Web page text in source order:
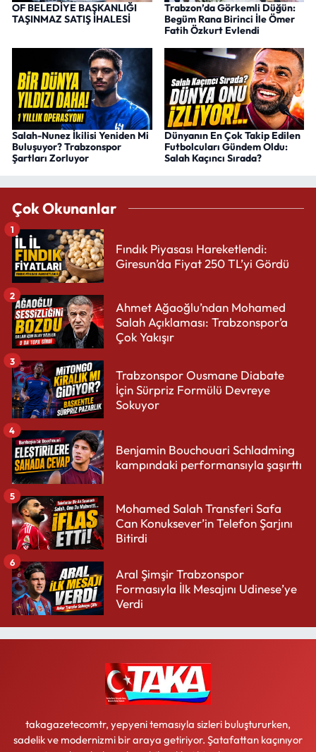
OF BELEDİYE BAŞKANLIĞI
TAŞINMAZ SATIŞ İHALESİ
Trabzon’da Görkemli Düğün:
Begüm Rana Birinci İle Ömer
Fatih Özkurt Evlendi
Salah-Nunez İkilisi Yeniden Mi
Buluşuyor? Trabzonspor
Şartları Zorluyor
Dünyanın En Çok Takip Edilen
Futbolcuları Gündem Oldu:
Salah Kaçıncı Sırada?
Çok Okunanlar
Fındık Piyasası Hareketlendi:
Giresun’da Fiyat 250 TL’yi Gördü
1
Ahmet Ağaoğlu’ndan Mohamed
Salah Açıklaması: Trabzonspor’a
Çok Yakışır
2
Trabzonspor Ousmane Diabate
İçin Sürpriz Formülü Devreye
Sokuyor
3
Benjamin Bouchouari Schladming
kampındaki performansıyla şaşırttı
4
Mohamed Salah Transferi Safa
Can Konuksever’in Telefon Şarjını
Bitirdi
5
Aral Şimşir Trabzonspor
Formasıyla İlk Mesajını Udinese’ye
Verdi
6
takagazetecomtr, yepyeni temasıyla sizleri buluştururken,
sadelik ve modernizmi bir araya getiriyor. Şatafattan kaçınıyor